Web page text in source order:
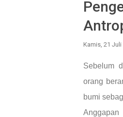
Kamis, 21 Juli
Sebelum
orang
bumi
Anggapan